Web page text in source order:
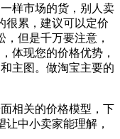
样市场的货，别人卖
很累，建议可以定价
但是千万要注意，
体现您的价格优势，
主图。做淘宝主要的
相关的价格模型，下
中小卖家能理解，